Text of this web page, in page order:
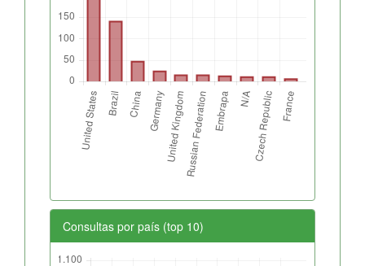
Consultas por país (top 10)